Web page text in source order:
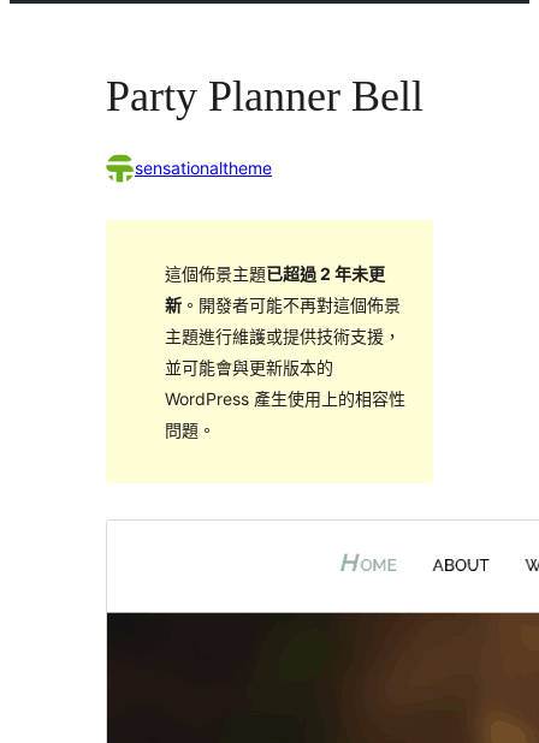
Party Planner Bell
sensationaltheme
這個佈景主題已超過 2 年未更
新。開發者可能不再對這個佈景
主題進行維護或提供技術支援，
並可能會與更新版本的
WordPress 產生使用上的相容性
問題。